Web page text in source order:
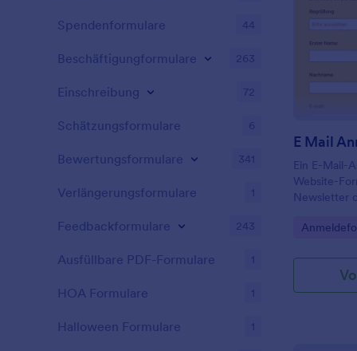
E Mail
Ein E-Mail-
Website-
Newsletter
Go to
Spendenformulare 44
Beschäftigungformulare 263
Einschreibung 72
Schätzungsformulare 6
Bewertungsformulare 341
Verlängerungsformulare 1
Feedbackformulare 243
Ausfüllbare PDF-Formulare 1
HOA Formulare 1
Halloween Formulare 1